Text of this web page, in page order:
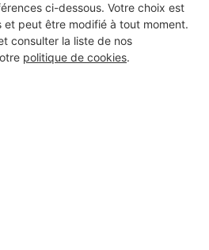
ci-dessous. Votre choix est
peut être modifié à tout moment.
consulter la liste de nos
politique de cookies.